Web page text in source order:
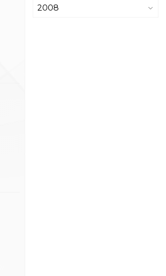
2008